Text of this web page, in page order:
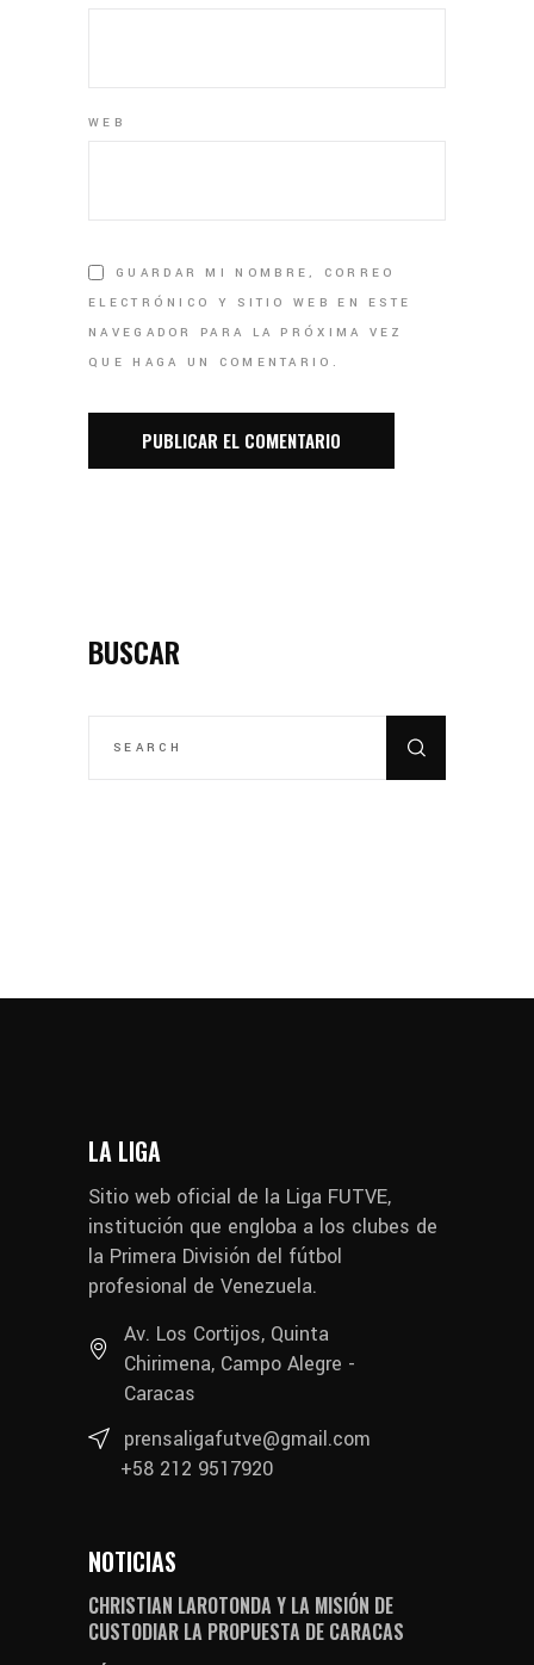
WEB
GUARDAR MI NOMBRE, CORREO
ELECTRÓNICO Y SITIO WEB EN ESTE
NAVEGADOR PARA LA PRÓXIMA VEZ
QUE HAGA UN COMENTARIO.
BUSCAR
LA LIGA
Sitio web oficial de la Liga FUTVE,
institución que engloba a los clubes de
la Primera División del fútbol
profesional de Venezuela.
Av. Los Cortijos, Quinta
Chirimena, Campo Alegre -
Caracas
prensaligafutve@gmail.com
+58 212 9517920
NOTICIAS
CHRISTIAN LAROTONDA Y LA MISIÓN DE
CUSTODIAR LA PROPUESTA DE CARACAS